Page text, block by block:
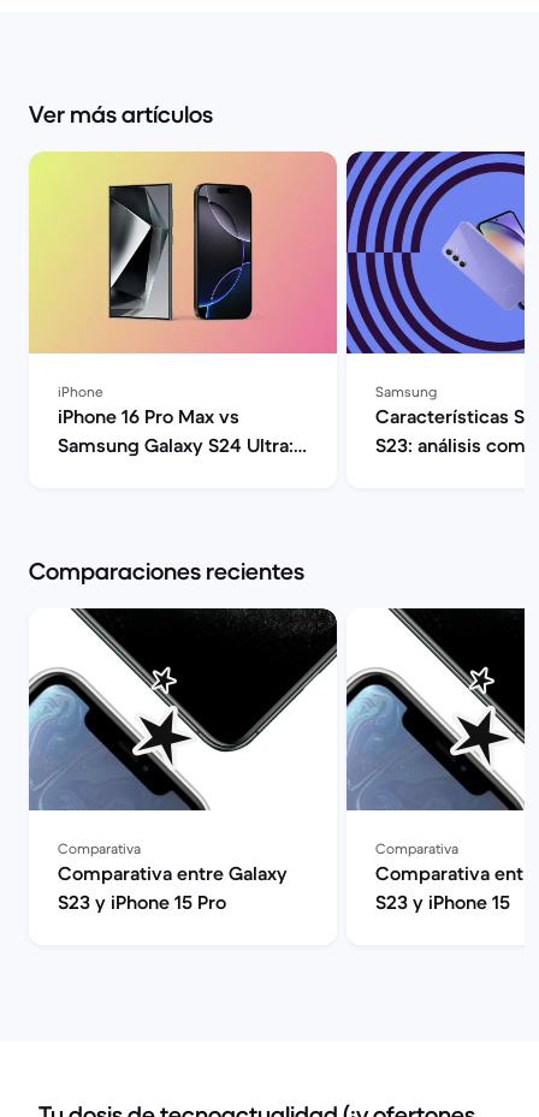
Ver más artículos
iPhone
iPhone 16 Pro Max vs
Samsung Galaxy S24 Ultra:
Samsung
Características
S23: análisis
Comparaciones recientes
Comparativa
Comparativa entre Galaxy
S23 y iPhone 15 Pro
Comparativa
Comparativa
S23 y iPhone 15